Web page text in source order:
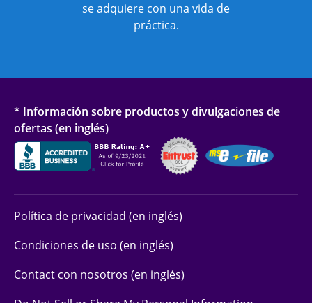
se adquiere con una vida de
práctica.
* Información sobre productos y divulgaciones de
ofertas (en inglés)
Política de privacidad (en inglés)
Condiciones de uso (en inglés)
Contact con nosotros (en inglés)